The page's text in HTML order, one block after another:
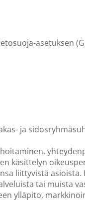
asetuksen
ja
käsittelyn
liittyvistä
tai muista
ylläpito,